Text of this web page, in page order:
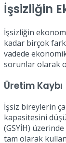
İşsizliğin
İşsizliğin
kadar birçok
vadede
sorunlar olarak
Üretim Kaybı
İşsiz bireylerin
kapasitesini
(GSYİH)
tam olarak